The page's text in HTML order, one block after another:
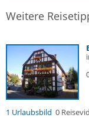
Weitere
1 Urlaubsbild 0